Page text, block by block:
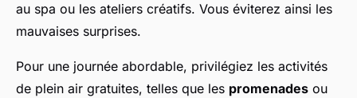
au spa ou les ateliers créatifs. Vous éviterez ainsi les
mauvaises surprises.
Pour une journée abordable, privilégiez les activités
de plein air gratuites, telles que les promenades ou